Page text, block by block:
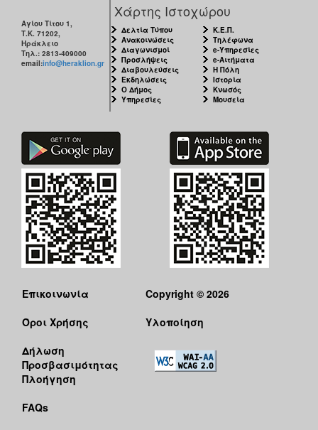
Αγίου Τίτου 1,
Τ.Κ. 71202,
Ηράκλειο
Τηλ.: 2813-409000
email:info@heraklion.gr
Χάρτης Ιστοχώρου
Δελτία Τύπου
Ανακοινώσεις
Διαγωνισμοί
Προσλήψεις
Διαβουλεύσεις
Εκδηλώσεις
Ο Δήμος
Υπηρεσίες
Κ.Ε.Π.
Τηλέφωνα
e-Υπηρεσίες
e-Αιτήματα
Η Πόλη
Ιστορία
Κνωσός
Μουσεία
Επικοινωνία
Όροι Χρήσης
Δήλωση
Προσβασιμότητας
Πλοήγηση
FAQs
Copyright © 2026
Υλοποίηση